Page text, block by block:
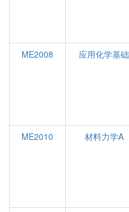
ME2008
应用化学基础
ME2010
材料力学A